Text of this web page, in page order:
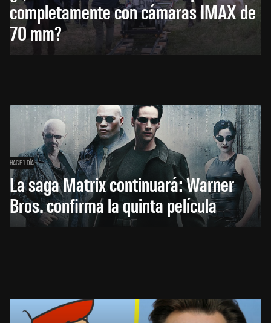
completamente con cámaras IMAX de
70 mm?
HACE 1 DÍA
La saga Matrix continuará: Warner
Bros. confirma la quinta película